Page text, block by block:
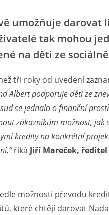
umožňuje
tak mohou
na děti ze
tři roky od uvedení
Albert podporuje děti ze
se jednalo o finanční
zákazníkům možnost,
kredity na konkrétní
říká Jiří Mareček,
možnosti převodu
které chtějí darovat